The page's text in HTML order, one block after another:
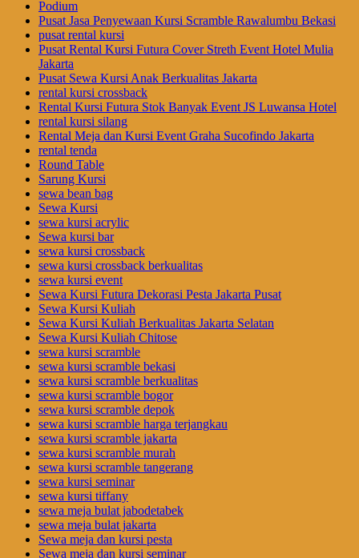
Podium
Pusat Jasa Penyewaan Kursi Scramble Rawalumbu Bekasi
pusat rental kursi
Pusat Rental Kursi Futura Cover Streth Event Hotel Mulia
Jakarta
Pusat Sewa Kursi Anak Berkualitas Jakarta
rental kursi crossback
Rental Kursi Futura Stok Banyak Event JS Luwansa Hotel
rental kursi silang
Rental Meja dan Kursi Event Graha Sucofindo Jakarta
rental tenda
Round Table
Sarung Kursi
sewa bean bag
Sewa Kursi
sewa kursi acrylic
Sewa kursi bar
sewa kursi crossback
sewa kursi crossback berkualitas
sewa kursi event
Sewa Kursi Futura Dekorasi Pesta Jakarta Pusat
Sewa Kursi Kuliah
Sewa Kursi Kuliah Berkualitas Jakarta Selatan
Sewa Kursi Kuliah Chitose
sewa kursi scramble
sewa kursi scramble bekasi
sewa kursi scramble berkualitas
sewa kursi scramble bogor
sewa kursi scramble depok
sewa kursi scramble harga terjangkau
sewa kursi scramble jakarta
sewa kursi scramble murah
sewa kursi scramble tangerang
sewa kursi seminar
sewa kursi tiffany
sewa meja bulat jabodetabek
sewa meja bulat jakarta
Sewa meja dan kursi pesta
Sewa meja dan kursi seminar